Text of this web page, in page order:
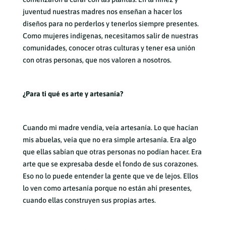
juventud nuestras madres nos enseñan a hacer los
diseños para no perderlos y tenerlos siempre presentes.
Como mujeres indígenas, necesitamos salir de nuestras
comunidades, conocer otras culturas y tener esa unión
con otras personas, que nos valoren a nosotros.
¿Para ti qué es arte y artesanía?
Cuando mi madre vendía, veía artesanía. Lo que hacían
mis abuelas, veía que no era simple artesanía. Era algo
que ellas sabían que otras personas no podían hacer. Era
arte que se expresaba desde el fondo de sus corazones.
Eso no lo puede entender la gente que ve de lejos. Ellos
lo ven como artesanía porque no están ahí presentes,
cuando ellas construyen sus propias artes.